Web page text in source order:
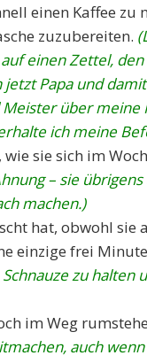
einen Kaffee zu
zuzubereiten.
einen Zettel,
Papa und
über meine
ich meine
sie sich im
– sie
machen.)
hat, obwohl
einzige frei
zu halten
im Weg
auch